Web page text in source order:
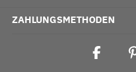
ZAHLUNGSMETHODEN